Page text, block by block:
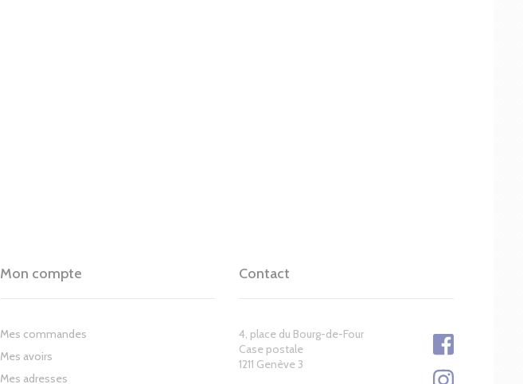
Mon compte
Mes commandes
Mes avoirs
Mes adresses
Contact
4, place du Bourg-de-Four
Case postale
1211 Genève 3